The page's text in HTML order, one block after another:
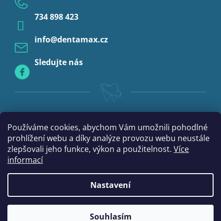
Používáme cookies, abychom Vám umožnili pohodlné
prohlížení webu a díky analýze provozu webu neustále
zlepšovali jeho funkce, výkon a použitelnost. Více
informací
Nastavení
Souhlasím
Anestezie
Profylaxe
info@dentamax.cz
734 898 423
Sledujte nás
Vytvořil Shoptet
DentaMax.cz. Všechna práva vyhrazena.